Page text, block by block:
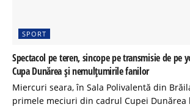
SPORT
Spectacol pe teren, sincope pe transmisie de pe
Cupa Dunărea și nemulțumirile fanilor
Miercuri seara, în Sala Polivalentă din
primele meciuri din cadrul Cupei Dunărea